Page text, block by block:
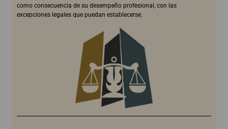
como consecuencia de su desempeño profesional, con las
excepciones legales que puedan establecerse.